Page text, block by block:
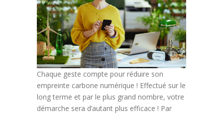
Chaque geste compte pour réduire son
empreinte carbone numérique ! Effectué sur le
long terme et par le plus grand nombre, votre
démarche sera d’autant plus efficace ! Par